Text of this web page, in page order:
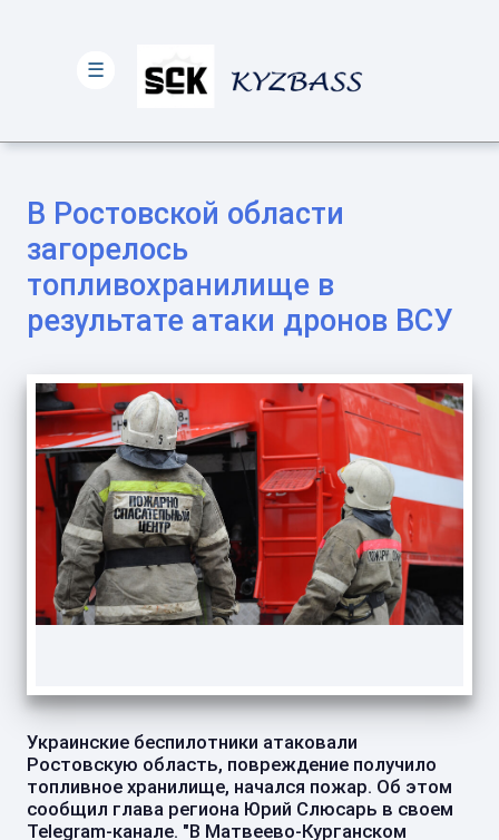
В Ростовской области
загорелось
топливохранилище в
результате атаки дронов ВСУ
Украинские беспилотники атаковали
Ростовскую область, повреждение получило
топливное хранилище, начался пожар. Об этом
сообщил глава региона Юрий Слюсарь в своем
Telegram-канале. "В Матвеево-Курганском
☰